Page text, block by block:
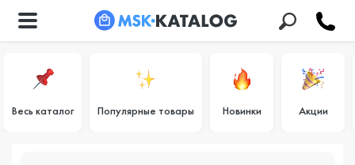
Весь каталог Популярные товары Новинки Акции